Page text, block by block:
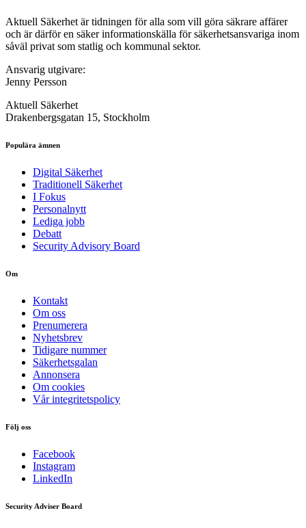
Aktuell Säkerhet är tidningen för alla som vill göra säkrare affärer
och är därför en säker informationskälla för säkerhets­ansvariga inom
såväl privat som statlig och kommunal sektor.
Ansvarig utgivare:
Jenny Persson
Aktuell Säkerhet
Drakenbergsgatan 15, Stockholm
Populära ämnen
Digital Säkerhet
Traditionell Säkerhet
I Fokus
Personalnytt
Lediga jobb
Debatt
Security Advisory Board
Om
Kontakt
Om oss
Prenumerera
Nyhetsbrev
Tidigare nummer
Säkerhetsgalan
Annonsera
Om cookies
Vår integritetspolicy
Följ oss
Facebook
Instagram
LinkedIn
Security Adviser Board